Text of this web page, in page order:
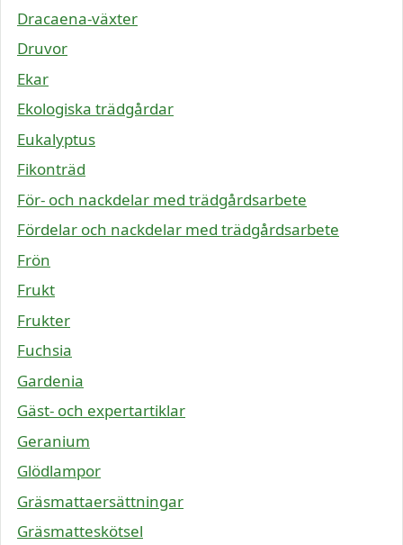
Dracaena-växter
Druvor
Ekar
Ekologiska trädgårdar
Eukalyptus
Fikonträd
För- och nackdelar med trädgårdsarbete
Fördelar och nackdelar med trädgårdsarbete
Frön
Frukt
Frukter
Fuchsia
Gardenia
Gäst- och expertartiklar
Geranium
Glödlampor
Gräsmattaersättningar
Gräsmatteskötsel